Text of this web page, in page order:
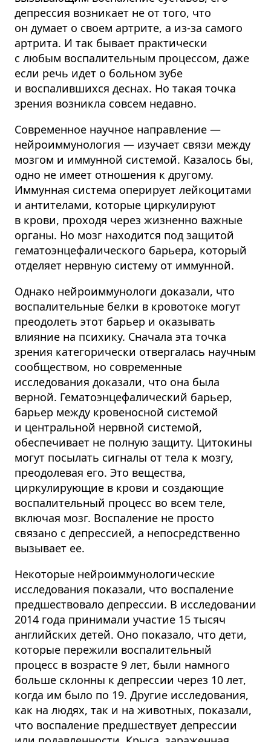
депрессия возникает не от того, что
он думает о своем артрите, а из-за самого
артрита. И так бывает практически
с любым воспалительным процессом, даже
если речь идет о больном зубе
и воспалившихся деснах. Но такая точка
зрения возникла совсем недавно.
Современное научное направление —
нейроиммунология — изучает связи между
мозгом и иммунной системой. Казалось бы,
одно не имеет отношения к другому.
Иммунная система оперирует лейкоцитами
и антителами, которые циркулируют
в крови, проходя через жизненно важные
органы. Но мозг находится под защитой
гематоэнцефалического барьера, который
отделяет нервную систему от иммунной.
Однако нейроиммунологи доказали, что
воспалительные белки в кровотоке могут
преодолеть этот барьер и оказывать
влияние на психику. Сначала эта точка
зрения категорически отвергалась научным
сообществом, но современные
исследования доказали, что она была
верной. Гематоэнцефалический барьер,
барьер между кровеносной системой
и центральной нервной системой,
обеспечивает не полную защиту. Цитокины
могут посылать сигналы от тела к мозгу,
преодолевая его. Это вещества,
циркулирующие в крови и создающие
воспалительный процесс во всем теле,
включая мозг. Воспаление не просто
связано с депрессией, а непосредственно
вызывает ее.
Некоторые нейроиммунологические
исследования показали, что воспаление
предшествовало депрессии. В исследовании
2014 года принимали участие 15 тысяч
английских детей. Оно показало, что дети,
которые пережили воспалительный
процесс в возрасте 9 лет, были намного
больше склонны к депрессии через 10 лет,
когда им было по 19. Другие исследования,
как на людях, так и на животных, показали,
что воспаление предшествует депрессии